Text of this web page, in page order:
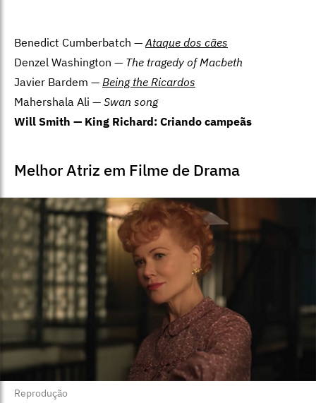
Benedict Cumberbatch —Ataque dos cães
Denzel Washington — The tragedy of Macbeth
Javier Bardem — Being the Ricardos
Mahershala Ali — Swan song
Will Smith — King Richard: Criando campeãs
Melhor Atriz em Filme de Drama
Reprodução